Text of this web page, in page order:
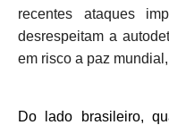
recentes ataques
desrespeitam a
em risco a paz
Do lado brasileiro,